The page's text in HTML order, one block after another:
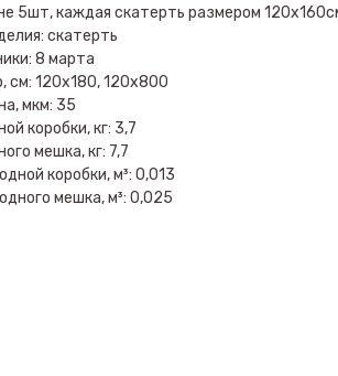
5шт, каждая скатерть размером
скатерть
8 марта
см: 120х180, 120х800
мкм: 35
коробки, кг: 3,7
мешка, кг: 7,7
коробки, м³: 0,013
мешка, м³: 0,025